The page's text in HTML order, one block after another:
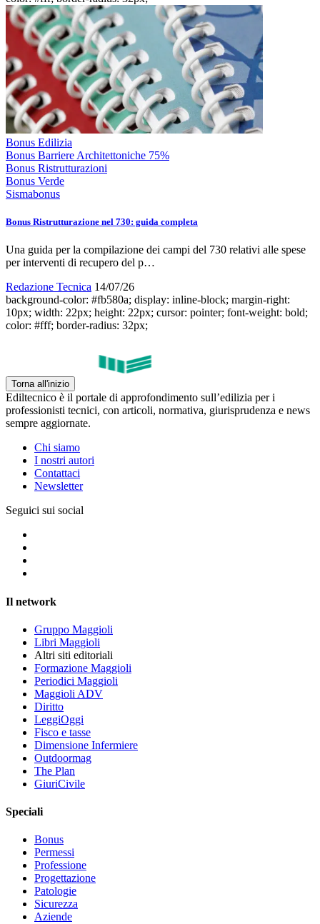
Bonus Edilizia
Bonus Barriere Architettoniche 75%
Bonus Ristrutturazioni
Bonus Verde
Sismabonus
Bonus Ristrutturazione nel 730: guida completa
Una guida per la compilazione dei campi del 730 relativi alle spese
per interventi di recupero del p…
Redazione Tecnica 14/07/26
background-color: #fb580a; display: inline-block; margin-right:
10px; width: 22px; height: 22px; cursor: pointer; font-weight: bold;
color: #fff; border-radius: 32px;
Torna all'inizio
Ediltecnico è il portale di approfondimento sull’edilizia per i
professionisti tecnici, con articoli, normativa, giurisprudenza e news
sempre aggiornate.
Chi siamo
I nostri autori
Contattaci
Newsletter
Seguici sui social
Il network
Gruppo Maggioli
Libri Maggioli
Altri siti editoriali
Formazione Maggioli
Periodici Maggioli
Maggioli ADV
Diritto
LeggiOggi
Fisco e tasse
Dimensione Infermiere
Outdoormag
The Plan
GiuriCivile
Speciali
Bonus
Permessi
Professione
Progettazione
Patologie
Sicurezza
Aziende